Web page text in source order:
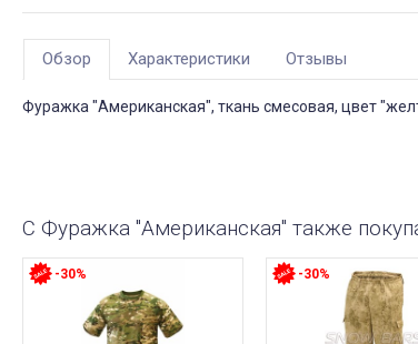
Обзор Характеристики Отзывы
Фуражка "Американская", ткань смесовая, цвет
С Фуражка "Американская" также
-30% -30%